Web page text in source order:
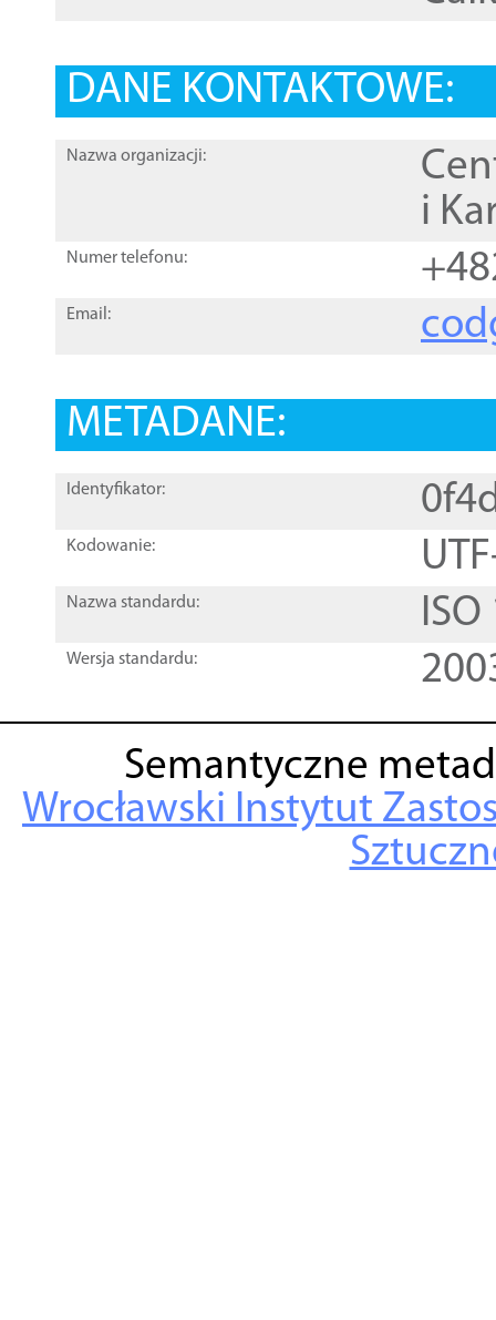
DANE KONTAKTOWE:
Nazwa organizacji:
i
Numer telefonu:
Email:
METADANE:
Identyfikator:
Kodowanie:
Nazwa standardu:
Wersja standardu:
Semantyczne
Wrocławski Instytut